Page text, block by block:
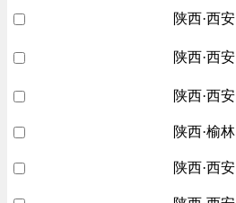
陕西·西安
陕西·西安
陕西·西安
陕西·榆林
陕西·西安